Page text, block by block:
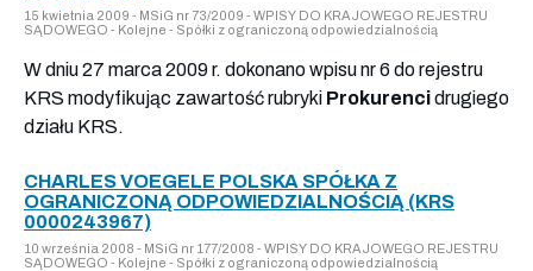
15 kwietnia 2009 - MSiG nr 73/2009 - WPISY DO KRAJOWEGO REJESTRU
SĄDOWEGO - Kolejne - Spółki z ograniczoną odpowiedzialnością
W dniu 27 marca 2009 r. dokonano wpisu nr 6 do rejestru
KRS modyfikując zawartość rubryki Prokurencidrugiego
działu KRS.
CHARLES VOEGELE POLSKA SPÓŁKA Z
OGRANICZONĄ ODPOWIEDZIALNOŚCIĄ (KRS
0000243967)
10 września 2008 - MSiG nr 177/2008 - WPISY DO KRAJOWEGO REJESTRU
SĄDOWEGO - Kolejne - Spółki z ograniczoną odpowiedzialnością